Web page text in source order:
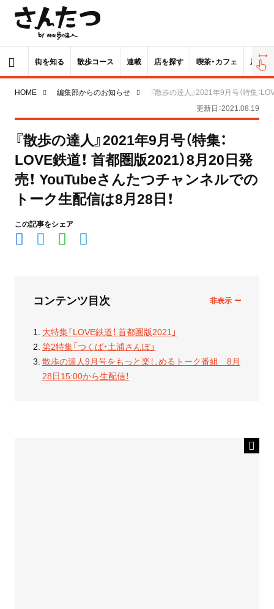
街を知る 散歩コース 連載 店を探す 喫茶・カフェ 居酒屋
HOME 編集部からのお知らせ
『散歩の達人』2021年9月号（特集：
更新日：2021.08.19
『散歩の達人』2021年9月号（特集：
LOVE鉄道！ 首都圏版2021）8月20日発
売！ YouTubeさんたつチャンネルでの
トーク生配信は8月28日！
この記事をシェア
コンテンツ目次
大特集「LOVE鉄道！ 首都圏版2021」
第2特集「つくば・土浦さんぽ」
散歩の達人9月号をもっと楽しめるトーク番組 8月
28日15:00から生配信！